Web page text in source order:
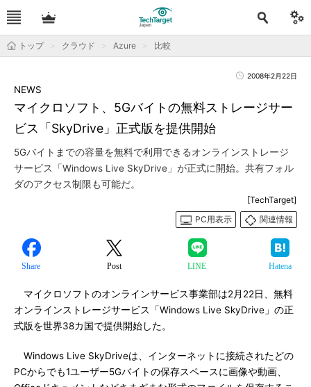
トップ クラウド Azure 比較
2008年2月22日
マイクロソフト、5Gバイトの無料ストレージサー
ビス「SkyDrive」正式版を提供開始
NEWS
5Gバイトまでの容量を無料で利用できるオンラインストレージ
サービス「Windows Live SkyDrive」が正式に開始。共有フォル
ダのアクセス制限も可能だ。
[TechTarget]
PC用表示
関連情報
Share Post LINE Hatena
マイクロソフトのオンラインサービス事業部は2月22日、無料
オンラインストレージサービス「Windows Live SkyDrive」の正
式版を世界38カ国で提供開始した。
Windows Live SkyDriveは、インターネットに接続されたどの
PCからでも1ユーザー5Gバイトの保存スペースに画像や動画、